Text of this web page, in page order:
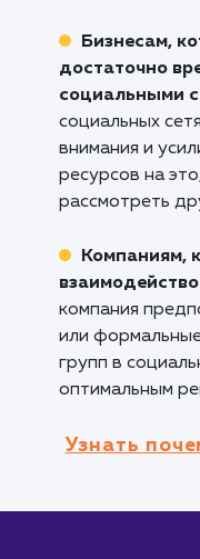
более личном
отношения с
лояльность.
социальных
вашей
обратную
Социальные
мнений о
Кому не